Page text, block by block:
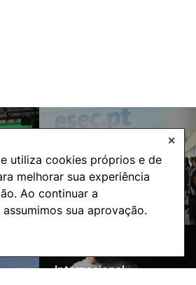
utiliza cookies próprios e de
melhorar sua experiência
Ao continuar a
sua aprovação.
✕
Alumni
Internacional